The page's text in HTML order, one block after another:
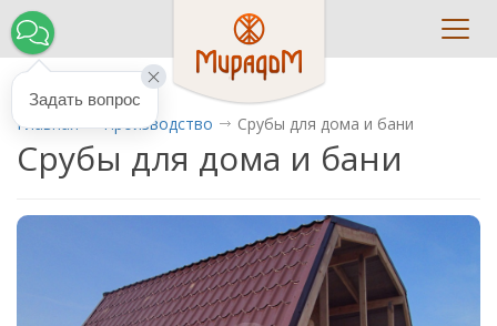
Главная Производство Срубы для дома и бани
Срубы для дома и бани
Задать вопрос